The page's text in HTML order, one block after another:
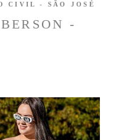
-
CIVIL - SÃO JOSÉ